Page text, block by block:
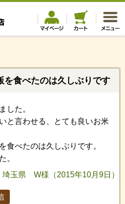
を食べたのは久しぶりです
した。
と言わせる、とても良いお米
食べたのは久しぶりです。
。
埼玉県 W様（2015年10月9日）